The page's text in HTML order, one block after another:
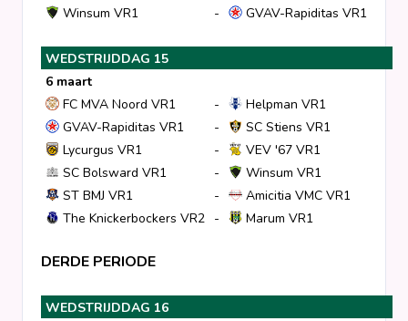
Winsum VR1
- GVAV-Rapiditas VR1
WEDSTRIJDDAG 15
6 maart
FC MVA Noord VR1
-
Helpman VR1
GVAV-Rapiditas VR1
-
SC Stiens VR1
Lycurgus VR1
-
VEV '67 VR1
SC Bolsward VR1
-
Winsum VR1
ST BMJ VR1
-
Amicitia VMC VR1
The Knickerbockers VR2 - Marum VR1
DERDE PERIODE
WEDSTRIJDDAG 16